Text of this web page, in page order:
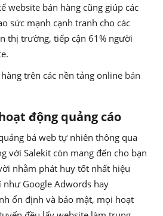
website bán hàng cũng giúp các
sức mạnh cạnh tranh cho các
thị trường, tiếp cận 61% người
trên các nền tảng online bán
động quảng cáo
bá web tự nhiên thông qua
với Salekit còn mang đến cho bạn
nhằm phát huy tốt nhất hiệu
như Google Adwords hay
ổn định và bảo mật, mọi hoạt